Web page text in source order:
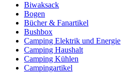
Biwaksack
Bogen
Bücher & Fanartikel
Bushbox
Camping Elektrik und Energie
Camping Haushalt
Camping Kühlen
Campingartikel